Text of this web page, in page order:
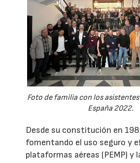
Foto de familia con los asistentes
España 2022.
Desde su constitución en
fomentando el uso seguro y
plataformas aéreas (PEMP) y